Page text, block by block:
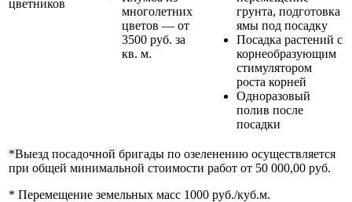
цветников
многолетних
цветов — от
3500 руб. за
кв. м.
грунта, подготовка
ямы под посадку
Посадка растений с
корнеобразующим
стимулятором
роста корней
Одноразовый
полив после
посадки
*Выезд посадочной бригады по озеленению осуществляется
при общей минимальной стоимости работ от 50 000,00 руб.
* Перемещение земельных масс 1000 руб./куб.м.